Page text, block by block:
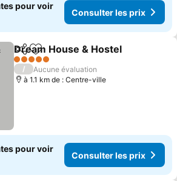
pour voir
Consulter les prix
PartagerAjouter à mes favoris
Dream House & Hostel
5 Étoiles
/
Aucune évaluation
à 1.1 km de : Centre-ville
pour voir
Consulter les prix